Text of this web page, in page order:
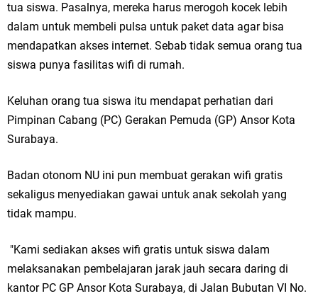
tua siswa. Pasalnya, mereka harus merogoh kocek lebih
dalam untuk membeli pulsa untuk paket data agar bisa
mendapatkan akses internet. Sebab tidak semua orang tua
siswa punya fasilitas wifi di rumah.
Keluhan orang tua siswa itu mendapat perhatian dari
Pimpinan Cabang (PC) Gerakan Pemuda (GP) Ansor Kota
Surabaya.
Badan otonom NU ini pun membuat gerakan wifi gratis
sekaligus menyediakan gawai untuk anak sekolah yang
tidak mampu.
"Kami sediakan akses wifi gratis untuk siswa dalam
melaksanakan pembelajaran jarak jauh secara daring di
kantor PC GP Ansor Kota Surabaya, di Jalan Bubutan VI No.